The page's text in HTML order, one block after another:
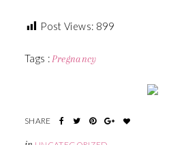
Post Views: 899
Tags : Pregnancy